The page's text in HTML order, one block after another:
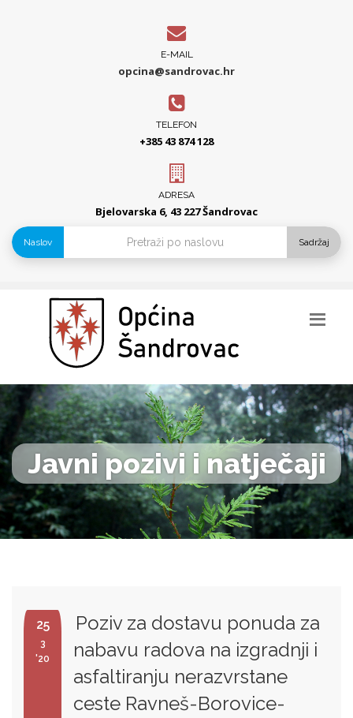
E-MAIL
opcina@sandrovac.hr
TELEFON
+385 43 874 128
ADRESA
Bjelovarska 6, 43 227 Šandrovac
Naslov Sadržaj
Javni pozivi i natječaji
25
3
'20
Poziv za dostavu ponuda za
nabavu radova na izgradnji i
asfaltiranju nerazvrstane
ceste Ravneš-Borovice-